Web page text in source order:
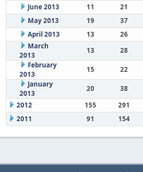
June 2013
11 21
May 2013
19 37
April 2013
13 26
March
2013
13 28
February
2013
15 22
January
2013
20 38
2012
155 291
2011
91 154